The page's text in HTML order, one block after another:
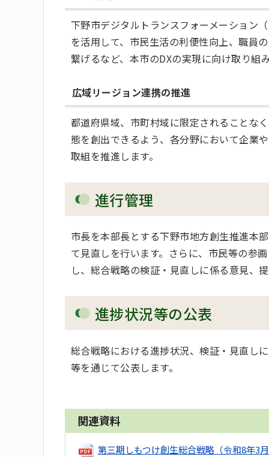
下野市デジタルトランスフォーメーション
を活用して、市民生活の利便性向上、職員
繋げるなど、本市のDXの実現に向け取り組み
広域リージョン連携の推進
都道府県域、市町村域に限定されることな
態を創出できるよう、各分野において企業
取組を推進します。
進行管理
市長を本部長とする下野市地方創生推進本
て見直しを行います。さらに、市民等の参
し、総合戦略の検証・見直しに係る意見、提
進捗状況等の公表
総合戦略における進捗状況、検証・見直し
等を通じて公表します。
関連資料
第三期しもつけ創生総合戦略（令和8年3月